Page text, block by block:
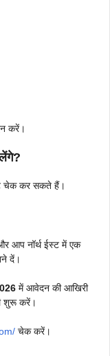
करें।
चेक कर सकते हैं।
आप नॉर्थ ईस्ट में एक
दें।
में आवेदन की आखिरी
शुरू करें।
चेक करें।